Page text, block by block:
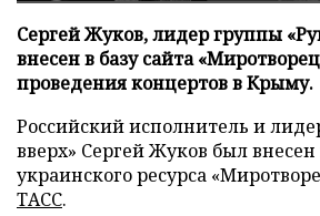
Сергей Жуков, лидер группы
внесен в базу сайта
проведения концертов в Крыму.
Российский исполнитель и
вверх» Сергей Жуков был
украинского ресурса
ТАСС.